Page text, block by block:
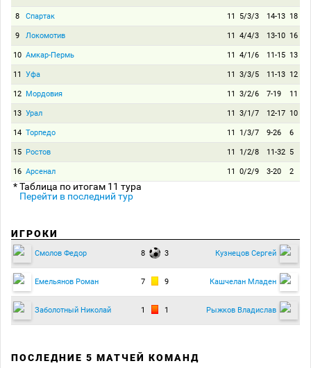
8 Спартак 11 5/3/3 14-13 18
9 Локомотив 11 4/4/3 13-10 16
10 Амкар-Пермь 11 4/1/6 11-15 13
11 Уфа 11 3/3/5 11-13 12
12 Мордовия 11 3/2/6 7-19 11
13 Урал 11 3/1/7 12-17 10
14 Торпедо 11 1/3/7 9-26 6
15 Ростов 11 1/2/8 11-32 5
16 Арсенал 11 0/2/9 3-20 2
* Таблица по итогам 11 тура
Перейти в последний тур
ИГРОКИ
Смолов Федор 8 3 Кузнецов Сергей
Емельянов Роман 7 9 Кашчелан Младен
Заболотный Николай 1 1 Рыжков Владислав
ПОСЛЕДНИЕ 5 МАТЧЕЙ КОМАНД